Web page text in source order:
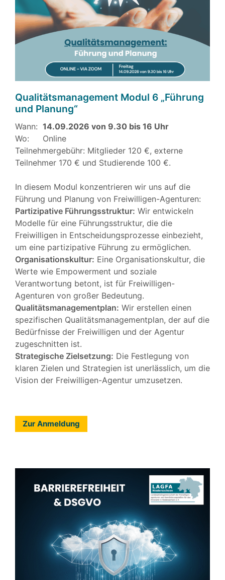
Qualitätsmanagement Modul 6 „Führung
und Planung“
Wann: 14.09.2026 von 9.30 bis 16 Uhr
Wo:
Online
Teilnehmergebühr: Mitglieder 120 €, externe
Teilnehmer 170 € und Studierende 100 €.
In diesem Modul konzentrieren wir uns auf die
Führung und Planung von Freiwilligen-Agenturen:
Partizipative Führungsstruktur: Wir entwickeln
Modelle für eine Führungsstruktur, die die
Freiwilligen in Entscheidungsprozesse einbezieht,
um eine partizipative Führung zu ermöglichen.
Organisationskultur: Eine Organisationskultur, die
Werte wie Empowerment und soziale
Verantwortung betont, ist für Freiwilligen-
Agenturen von großer Bedeutung.
Qualitätsmanagementplan: Wir erstellen einen
spezifischen Qualitätsmanagementplan, der auf die
Bedürfnisse der Freiwilligen und der Agentur
zugeschnitten ist.
Strategische Zielsetzung: Die Festlegung von
klaren Zielen und Strategien ist unerlässlich, um die
Vision der Freiwilligen-Agentur umzusetzen.
Zur Anmeldung